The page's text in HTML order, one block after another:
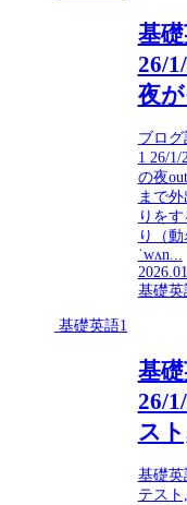
基
26/
夜
ブロ
1 26/
の夜
まで
りをす
り（
ˈwʌn...
基礎英
基礎英語1
基
26/
ス
基礎英
テス